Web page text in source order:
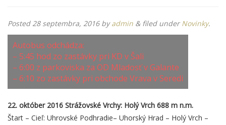
Posted28 septembra, 2016byadmin &filed under Novinky.
Autobus odchádza:
– 5:45 hod zo zastávky pri KD v Šali
– 6:00 z parkoviska za OD Mladosť v Galante
– 6:10 zo zastávky pri obchode Vrava v Seredi
22. október 2016 Strážovské Vrchy: Holý Vrch 688 m n.m.
Štart – Cieľ: Uhrovské Podhradie– Uhorský Hrad – Holý Vrch –